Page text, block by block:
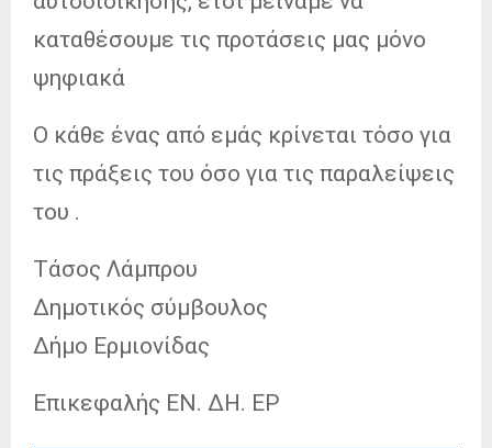
καταθέσουμε τις προτάσεις μας μόνο
ψηφιακά
Ο κάθε ένας από εμάς κρίνεται τόσο για
τις πράξεις του όσο για τις παραλείψεις
του .
Τάσος Λάμπρου
Δημοτικός σύμβουλος
Δήμο Ερμιονίδας
Επικεφαλής ΕΝ. ΔΗ. ΕΡ